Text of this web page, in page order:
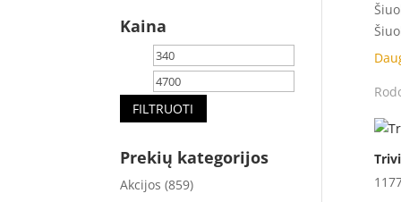
Kaina
Min
kaina
FILTRUOTI
Prekių kategorijos
Akcijos (859)